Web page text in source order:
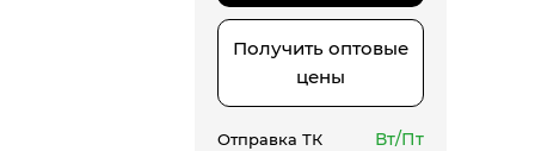
Получить оптовые
цены
Отправка ТК Вт/Пт